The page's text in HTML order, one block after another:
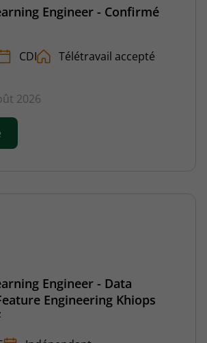
Engineer - Confirmé
CDI
Télétravail accepté
2026
Engineer - Data
Engineering Khiops